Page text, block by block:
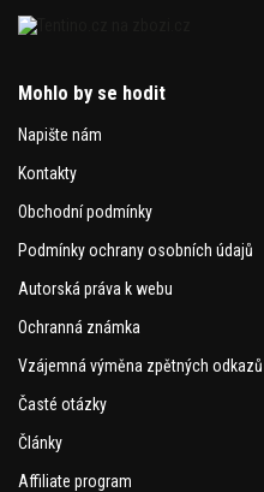
Mohlo by se hodit
Napište nám
Kontakty
Obchodní podmínky
Podmínky ochrany osobních údajů
Autorská práva k webu
Ochranná známka
Vzájemná výměna zpětných odkazů
Časté otázky
Články
Affiliate program